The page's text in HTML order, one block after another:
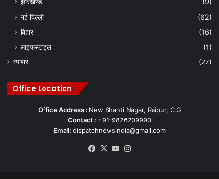
नई दिल्ली
(62)
बिहार
(16)
लाइफस्टाइल
(1)
व्यापार (27)
Office Location
Office Address : New Shanti Nagar, Raipur, C.G
Contact : +91-9826209990
Email: dispatchnewsindia@gmail.com
Facebook
X YouTube